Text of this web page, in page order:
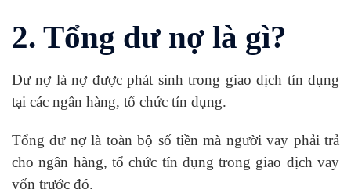
2. Tổng dư nợ là gì?
Dư nợ là nợ được phát sinh trong giao dịch tín dụng
tại các ngân hàng, tổ chức tín dụng.
Tổng dư nợ là toàn bộ số tiền mà người vay phải trả
cho ngân hàng, tổ chức tín dụng trong giao dịch vay
vốn trước đó.